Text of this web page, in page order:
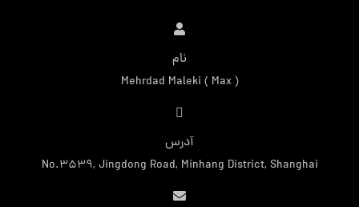
نام
Mehrdad Maleki ( Max )
آدرس
No.3539, Jingdong Road, Minhang District, Shanghai